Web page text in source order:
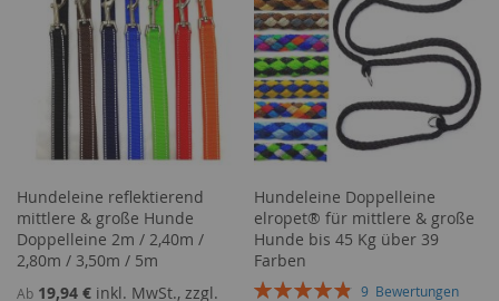
Hundeleine reflektierend
mittlere & große Hunde
Doppelleine 2m / 2,40m /
2,80m / 3,50m / 5m
Ab 19,94 € inkl. MwSt., zzgl.
Hundeleine Doppelleine
elropet® für mittlere & große
Hunde bis 45 Kg über 39
Farben
Bewertung:
9 Bewertungen